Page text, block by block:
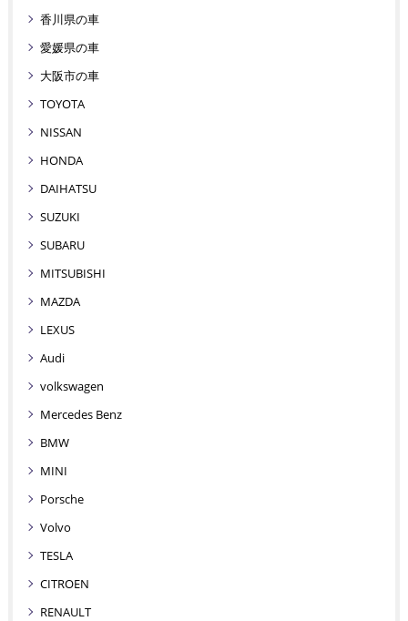
香川県の車
愛媛県の車
大阪市の車
TOYOTA
NISSAN
HONDA
DAIHATSU
SUZUKI
SUBARU
MITSUBISHI
MAZDA
LEXUS
Audi
volkswagen
Mercedes Benz
BMW
MINI
Porsche
Volvo
TESLA
CITROEN
RENAULT